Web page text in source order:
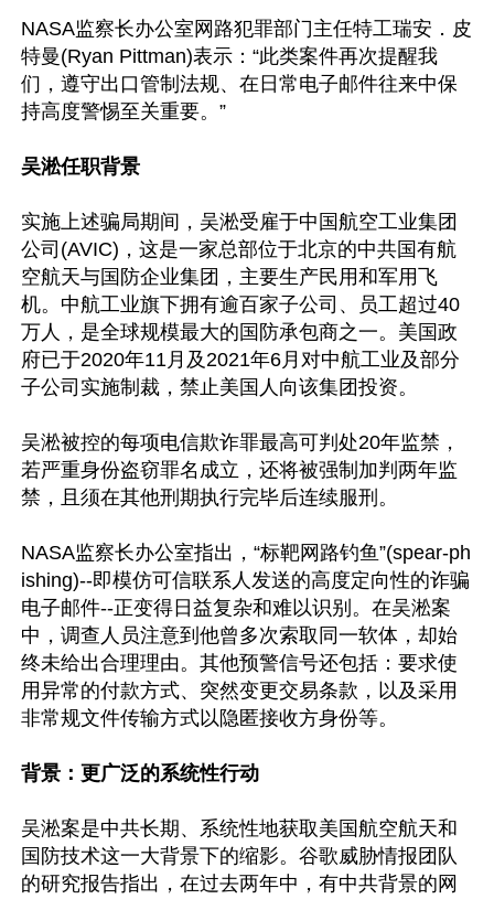
NASA监察长办公室网路犯罪部门主任特工瑞安．皮
特曼(Ryan Pittman)表示：“此类案件再次提醒我
们，遵守出口管制法规、在日常电子邮件往来中保
持高度警惕至关重要。”
吴淞任职背景
实施上述骗局期间，吴淞受雇于中国航空工业集团
公司(AVIC)，这是一家总部位于北京的中共国有航
空航天与国防企业集团，主要生产民用和军用飞
机。中航工业旗下拥有逾百家子公司、员工超过40
万人，是全球规模最大的国防承包商之一。美国政
府已于2020年11月及2021年6月对中航工业及部分
子公司实施制裁，禁止美国人向该集团投资。
吴淞被控的每项电信欺诈罪最高可判处20年监禁，
若严重身份盗窃罪名成立，还将被强制加判两年监
禁，且须在其他刑期执行完毕后连续服刑。
NASA监察长办公室指出，“标靶网路钓鱼”(spear-ph
ishing)--即模仿可信联系人发送的高度定向性的诈骗
电子邮件--正变得日益复杂和难以识别。在吴淞案
中，调查人员注意到他曾多次索取同一软体，却始
终未给出合理理由。其他预警信号还包括：要求使
用异常的付款方式、突然变更交易条款，以及采用
非常规文件传输方式以隐匿接收方身份等。
背景：更广泛的系统性行动
吴淞案是中共长期、系统性地获取美国航空航天和
国防技术这一大背景下的缩影。谷歌威胁情报团队
的研究报告指出，在过去两年中，有中共背景的网